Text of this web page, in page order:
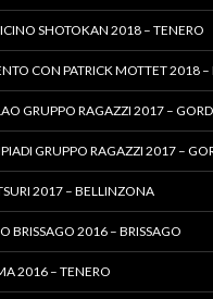
SHOTOKAN 2018 – TENERO
CON PATRICK MOTTET 2018
GRUPPO RAGAZZI 2017 –
GRUPPO RAGAZZI 2017 –
2017 – BELLINZONA
BRISSAGO 2016 – BRISSAGO
2016 – TENERO